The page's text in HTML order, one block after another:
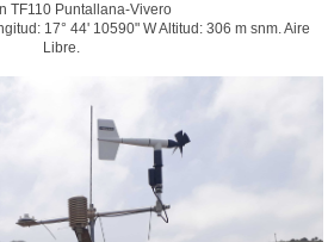
TF110 Puntallana-Vivero
17° 44' 10590" W Altitud: 306 m snm. Aire
Libre.